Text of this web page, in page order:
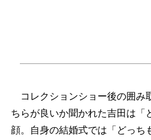
コレクションショー後の囲み
ちらが良いか聞かれた吉田は「
顔。自身の結婚式では「どっち